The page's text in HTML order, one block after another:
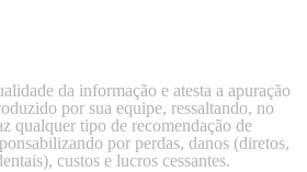
da informação e atesta a apuração
por sua equipe, ressaltando, no
qualquer tipo de recomendação de
por perdas, danos (diretos,
custos e lucros cessantes.